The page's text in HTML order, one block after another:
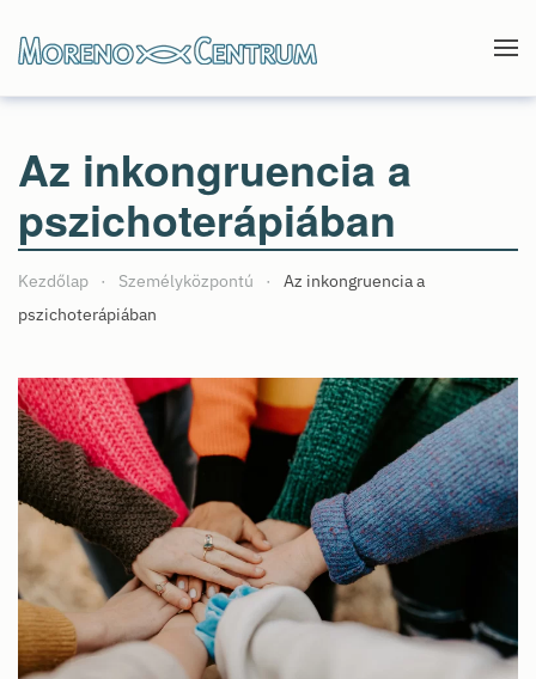
Skip to main content
Az inkongruencia a
pszichoterápiában
Kezdőlap Személyközpontú
Az inkongruencia a
pszichoterápiában